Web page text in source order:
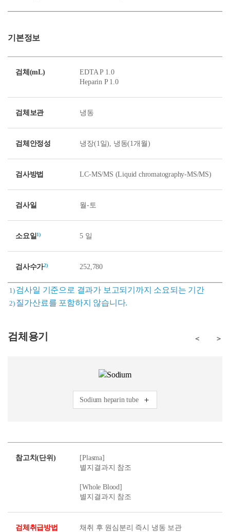
기본정보
검체(mL)
EDTA P 1.0
Heparin P 1.0
검체보관 냉동
검체안정성 냉장(1일), 냉동(1개월)
검사방법 LC-MS/MS (Liquid chromatography-MS/MS)
검사일 월-토
소요일1) 5 일
검사수가2) 252,780
1) 검사일 기준으로 결과가 보고되기까지 소요되는 기간
2) 질가산료를 포함하지 않습니다.
검체용기 ＜ ＞
Sodium heparin tube
참고치(단위)
[Plasma]
별지결과지 참조
[Whole Blood]
별지결과지 참조
검체취급방법
채취 후 원심분리 즉시 냉동 보관